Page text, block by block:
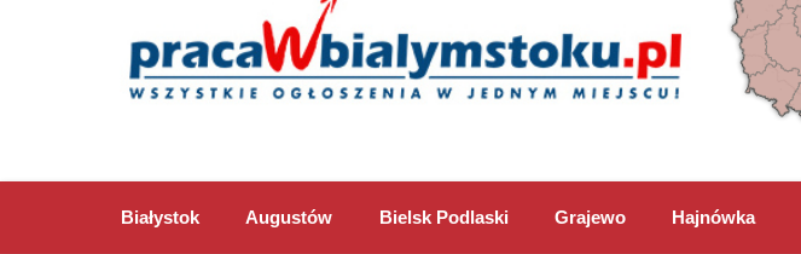
Białystok Augustów Bielsk Podlaski Grajewo Hajnówka